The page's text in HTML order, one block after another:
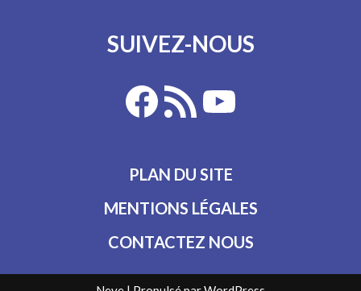
SUIVEZ-NOUS
PLAN DU SITE
MENTIONS LÉGALES
CONTACTEZ NOUS